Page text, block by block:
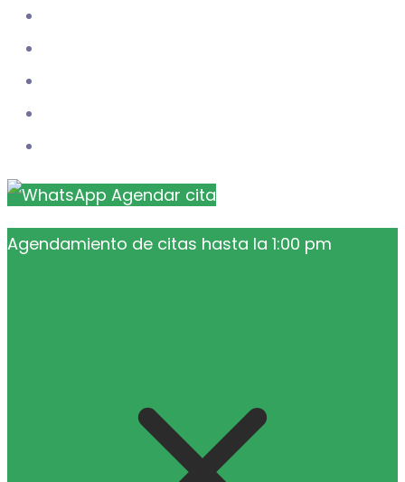
Agendar cita
Agendamiento de citas hasta la 1:00 pm